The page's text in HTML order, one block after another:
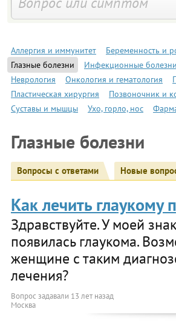
Аллергия и иммунитет Беременность и
Глазные болезни
Инфекционные болезни
Неврология
Онкология и гематология
Пластическая хирургия
Позвоночник и
Суставы и мышцы
Ухо, горло, нос
Глазные болезни
Вопросы с ответами Новые
Как лечить глаукому
Здравствуйте. У моей
появилась глаукома.
женщине с таким
лечения?
Вопрос задавали 13 лет назад
Москва